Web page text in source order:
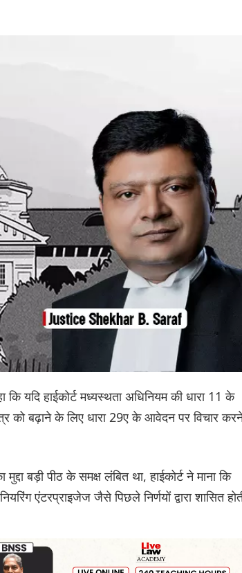
यदि हाईकोर्ट मध्यस्थता अधिनियम की धारा 11 के
को बढ़ाने के लिए धारा 29ए के आवेदन पर विचार
बड़ी पीठ के समक्ष लंबित था, हाईकोर्ट ने माना कि
एंटरप्राइजेज जैसे पिछले निर्णयों द्वारा शासित